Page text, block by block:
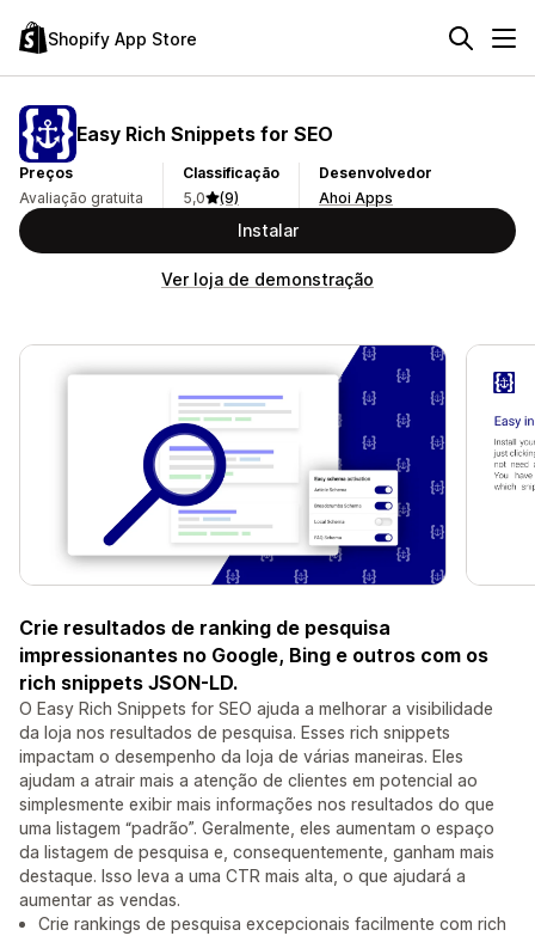
Shopify App Store
Easy Rich Snippets for SEO
Preços
Avaliação gratuita
Classificação
5,0
(9)
Desenvolvedor
Ahoi Apps
Instalar
Ver loja de demonstração
Crie resultados de ranking de pesquisa
impressionantes no Google, Bing e outros com os
rich snippets JSON-LD.
O Easy Rich Snippets for SEO ajuda a melhorar a visibilidade
da loja nos resultados de pesquisa. Esses rich snippets
impactam o desempenho da loja de várias maneiras. Eles
ajudam a atrair mais a atenção de clientes em potencial ao
simplesmente exibir mais informações nos resultados do que
uma listagem “padrão”. Geralmente, eles aumentam o espaço
da listagem de pesquisa e, consequentemente, ganham mais
destaque. Isso leva a uma CTR mais alta, o que ajudará a
aumentar as vendas.
Crie rankings de pesquisa excepcionais facilmente com rich